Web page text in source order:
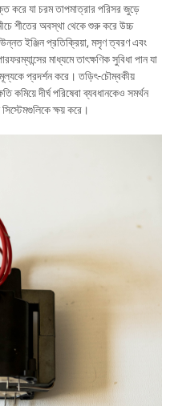
করে যা চরম তাপমাত্রার পরিসর জুড়ে
শীতের অবস্থা থেকে শুরু করে উচ্চ
ইঞ্জিন প্রতিক্রিয়া, মসৃণ ত্বরণ এবং
মাধ্যমে তাৎক্ষণিক সুবিধা পান যা
প্রদর্শন করে। তড়িৎ-চৌম্বকীয়
কমিয়ে দীর্ঘ পরিষেবা ব্যবধানকেও সমর্থন
ক্ষয় করে।